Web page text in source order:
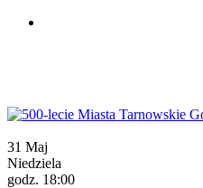
31 Maj
Niedziela
godz. 18:00